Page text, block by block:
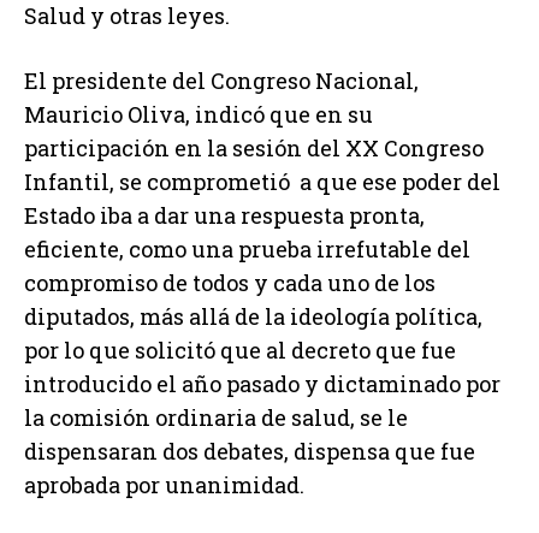
Salud y otras leyes.
El presidente del Congreso Nacional,
Mauricio Oliva, indicó que en su
participación en la sesión del XX Congreso
Infantil, se comprometió a que ese poder del
Estado iba a dar una respuesta pronta,
eficiente, como una prueba irrefutable del
compromiso de todos y cada uno de los
diputados, más allá de la ideología política,
por lo que solicitó que al decreto que fue
introducido el año pasado y dictaminado por
la comisión ordinaria de salud, se le
dispensaran dos debates, dispensa que fue
aprobada por unanimidad.